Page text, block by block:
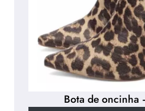
Bota de oncinha